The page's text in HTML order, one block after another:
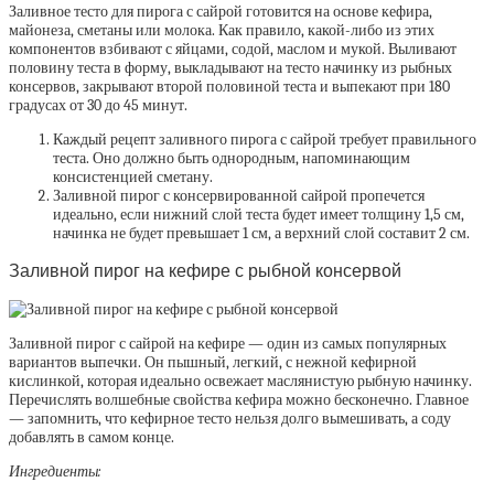
Заливное тесто для пирога с сайрой готовится на основе кефира,
майонеза, сметаны или молока. Как правило, какой-либо из этих
компонентов взбивают с яйцами, содой, маслом и мукой. Выливают
половину теста в форму, выкладывают на тесто начинку из рыбных
консервов, закрывают второй половиной теста и выпекают при 180
градусах от 30 до 45 минут.
Каждый рецепт заливного пирога с сайрой требует правильного
теста. Оно должно быть однородным, напоминающим
консистенцией сметану.
Заливной пирог с консервированной сайрой пропечется
идеально, если нижний слой теста будет имеет толщину 1,5 см,
начинка не будет превышает 1 см, а верхний слой составит 2 см.
Заливной пирог на кефире с рыбной консервой
Заливной пирог с сайрой на кефире — один из самых популярных
вариантов выпечки. Он пышный, легкий, с нежной кефирной
кислинкой, которая идеально освежает маслянистую рыбную начинку.
Перечислять волшебные свойства кефира можно бесконечно. Главное
— запомнить, что кефирное тесто нельзя долго вымешивать, а соду
добавлять в самом конце.
Ингредиенты: